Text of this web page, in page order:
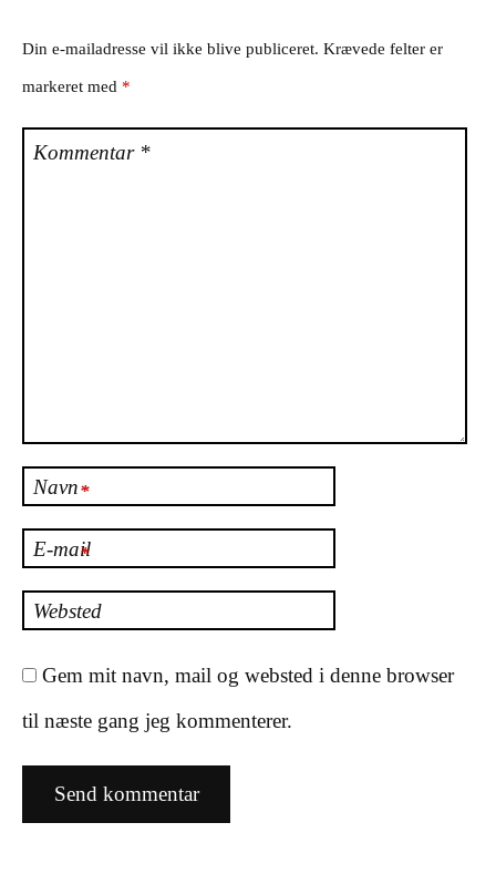
Din e-mailadresse vil ikke blive publiceret. Krævede felter er
markeret med *
Kommentar *
Navn*
E-mail
*
Websted
Gem mit navn, mail og websted i denne browser
til næste gang jeg kommenterer.